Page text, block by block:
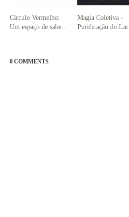
Círculo Vermelho:
Um espaço de sabe...
Magia Coletiva -
Purificação do Lar
0 COMMENTS